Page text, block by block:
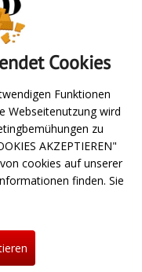
Cookies
Funktionen
Webseitenutzung wird
zu
AKZEPTIEREN"
cookies auf unserer
finden. Sie